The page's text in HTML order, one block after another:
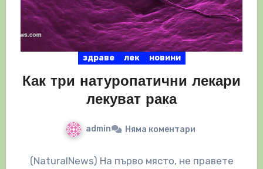
здраве лек новини
Как три натуропатични лекари
лекуват рака
admin Няма коментари
(NaturalNews) На първо място, не правете